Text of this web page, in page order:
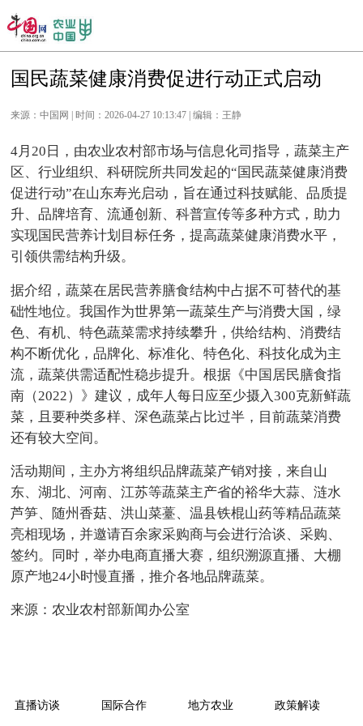
国民蔬菜健康消费促进行动正式启动
来源：中国网 | 时间：2026-04-27 10:13:47 | 编辑：王静
4月20日，由农业农村部市场与信息化司指导，蔬菜主产
区、行业组织、科研院所共同发起的“国民蔬菜健康消费
促进行动”在山东寿光启动，旨在通过科技赋能、品质提
升、品牌培育、流通创新、科普宣传等多种方式，助力
实现国民营养计划目标任务，提高蔬菜健康消费水平，
引领供需结构升级。
据介绍，蔬菜在居民营养膳食结构中占据不可替代的基
础性地位。我国作为世界第一蔬菜生产与消费大国，绿
色、有机、特色蔬菜需求持续攀升，供给结构、消费结
构不断优化，品牌化、标准化、特色化、科技化成为主
流，蔬菜供需适配性稳步提升。根据《中国居民膳食指
南（2022）》建议，成年人每日应至少摄入300克新鲜蔬
菜，且要种类多样、深色蔬菜占比过半，目前蔬菜消费
还有较大空间。
活动期间，主办方将组织品牌蔬菜产销对接，来自山
东、湖北、河南、江苏等蔬菜主产省的裕华大蒜、涟水
芦笋、随州香菇、洪山菜薹、温县铁棍山药等精品蔬菜
亮相现场，并邀请百余家采购商与会进行洽谈、采购、
签约。同时，举办电商直播大赛，组织溯源直播、大棚
原产地24小时慢直播，推介各地品牌蔬菜。
来源：农业农村部新闻办公室
直播访谈 国际合作 地方农业 政策解读